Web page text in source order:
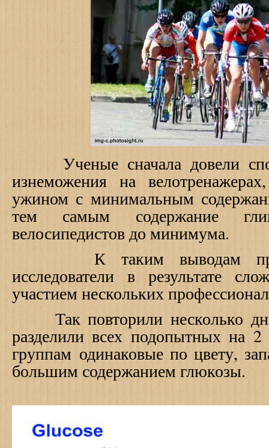
Ученые сначала довели
изнеможения на
ужином с минимальным
тем самым содержание
велосипедистов до минимума.
К таким выводам
исследователи в результате
участием нескольких
Так повторили несколько
разделили всех подопытных на
группам одинаковые по цвету,
большим содержанием глюкозы.